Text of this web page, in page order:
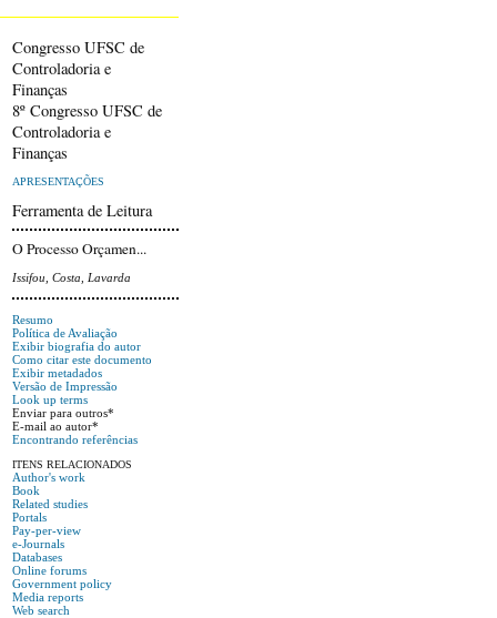
Congresso UFSC de
Controladoria e
Finanças
8º Congresso UFSC de
Controladoria e
Finanças
APRESENTAÇÕES
Ferramenta de Leitura
O Processo Orçamen...
Issifou, Costa, Lavarda
Resumo
Política de Avaliação
Exibir biografia do autor
Como citar este documento
Exibir metadados
Versão de Impressão
Look up terms
Enviar para outros*
E-mail ao autor*
Encontrando referências
ITENS RELACIONADOS
Author's work
Book
Related studies
Portals
Pay-per-view
e-Journals
Databases
Online forums
Government policy
Media reports
Web search